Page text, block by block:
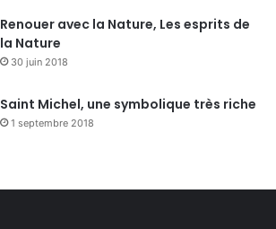
Renouer avec la Nature, Les esprits de
la Nature
30 juin 2018
Saint Michel, une symbolique très riche
1 septembre 2018